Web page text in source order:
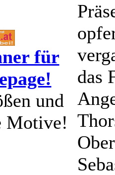
für
und
Motive!
das